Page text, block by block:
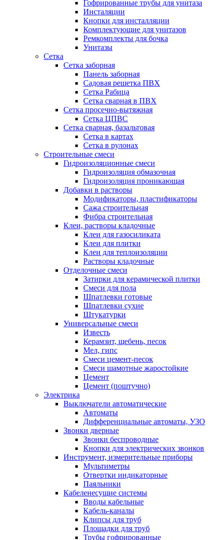
Гофрированные трубы для унитаза
Инсталяции
Кнопки для инсталляции
Комплектующие для унитазов
Ремкомплекты для бочка
Унитазы
Сетка
Сетка заборная
Панель заборная
Садовая решетка ПВХ
Сетка Рабица
Сетка сварная в ПВХ
Сетка просечно-вытяжная
Сетка ЦПВС
Сетка сварная, базальтовая
Сетка в картах
Сетка в рулонах
Строительные смеси
Гидроизоляционные смеси
Гидроизоляция обмазочная
Гидроизоляция проникающая
Добавки в растворы
Модификаторы, пластификаторы
Сажа строительная
Фибра строительная
Клеи, растворы кладочные
Клеи для газосиликата
Клеи для плитки
Клеи для теплоизоляции
Растворы кладочные
Отделочные смеси
Затирки для керамической плитки
Смеси для пола
Шпатлевки готовые
Шпатлевки сухие
Штукатурки
Универсальные смеси
Известь
Керамзит, щебень, песок
Мел, гипс
Смеси цемент-песок
Смеси шамотные жаростойкие
Цемент
Цемент (поштучно)
Электрика
Выключатели автоматические
Автоматы
Дифференциальные автоматы, УЗО
Звонки дверные
Звонки беспроводные
Кнопки для электрических звонков
Инструмент, измерительные приборы
Мультиметры
Отвертки индикаторные
Паяльники
Кабеленесущие системы
Вводы кабельные
Кабель-каналы
Клипсы для труб
Площадки для труб
Трубы гофрированные